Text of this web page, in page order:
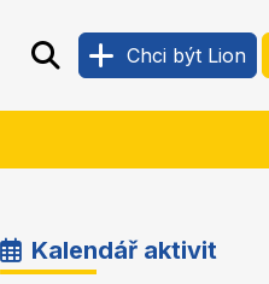
Chci být Lion
Kalendář aktivit